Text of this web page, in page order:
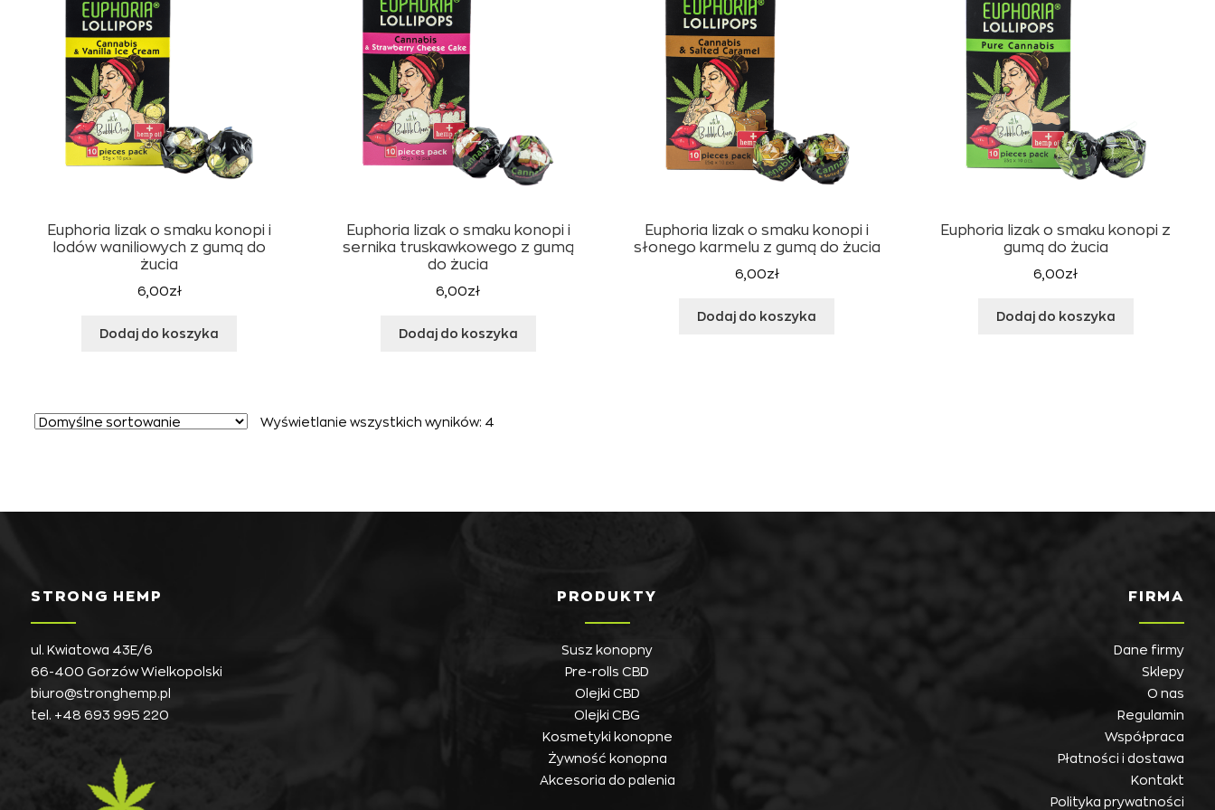
Euphoria lizak o smaku konopi i
lodów waniliowych z gumą do
żucia
6,00zł
Dodaj do koszyka
Euphoria lizak o smaku konopi i
sernika truskawkowego z gumą
do żucia
6,00zł
Dodaj do koszyka
Euphoria lizak o smaku konopi i
słonego karmelu z gumą do żucia
6,00zł
Dodaj do koszyka
Euphoria lizak o smaku konopi z
gumą do żucia
6,00zł
Dodaj do koszyka
Wyświetlanie wszystkich wyników: 4
STRONG HEMP
ul. Kwiatowa 43E/6
66-400 Gorzów Wielkopolski
biuro@stronghemp.pl
tel. +48 693 995 220
PRODUKTY
Susz konopny
Pre-rolls CBD
Olejki CBD
Olejki CBG
Kosmetyki konopne
Żywność konopna
Akcesoria do palenia
FIRMA
Dane firmy
Sklepy
O nas
Regulamin
Współpraca
Płatności i dostawa
Kontakt
Polityka prywatności